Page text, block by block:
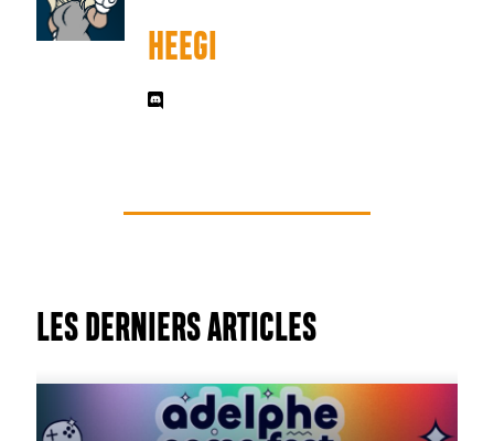
HEEGI
LES DERNIERS ARTICLES